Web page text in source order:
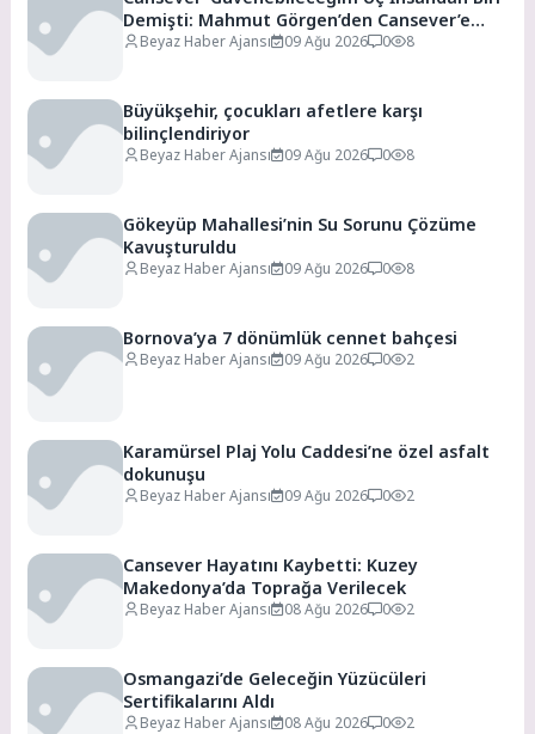
Demişti: Mahmut Görgen’den Cansever’e
Duygusal Veda
Beyaz Haber Ajansı 09 Ağu 2026 0 8
Büyükşehir, çocukları afetlere karşı
bilinçlendiriyor
Beyaz Haber Ajansı 09 Ağu 2026 0 8
Gökeyüp Mahallesi’nin Su Sorunu Çözüme
Kavuşturuldu
Beyaz Haber Ajansı 09 Ağu 2026 0 8
Bornova’ya 7 dönümlük cennet bahçesi
Beyaz Haber Ajansı 09 Ağu 2026 0 2
Karamürsel Plaj Yolu Caddesi’ne özel asfalt
dokunuşu
Beyaz Haber Ajansı 09 Ağu 2026 0 2
Cansever Hayatını Kaybetti: Kuzey
Makedonya’da Toprağa Verilecek
Beyaz Haber Ajansı 08 Ağu 2026 0 2
Osmangazi’de Geleceğin Yüzücüleri
Sertifikalarını Aldı
Beyaz Haber Ajansı 08 Ağu 2026 0 2